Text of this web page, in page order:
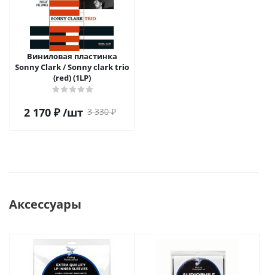
Виниловая пластинка
Sonny Clark / Sonny clark trio
(red) (1LP)
2 170₽ /шт 3 330₽
Аксессуары